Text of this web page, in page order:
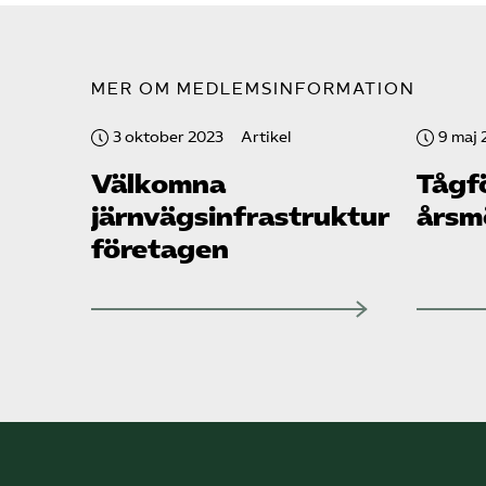
MER OM MEDLEMSINFORMATION
3 oktober 2023 Artikel
Välkomna
järnvägsinfrastruktur­
företagen
9 maj